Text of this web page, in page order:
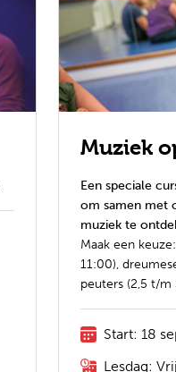
Muziek
Een speciale
om samen met
muziek te
Maak een
11:00),
peuters (2,5 t/m
Start: 18
Lesdag: